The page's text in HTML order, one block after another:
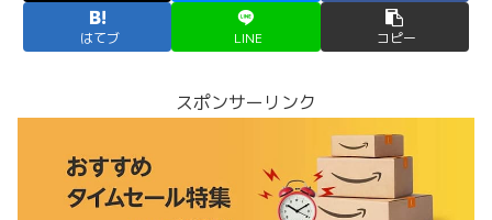
はてブ LINE コピー
スポンサーリンク